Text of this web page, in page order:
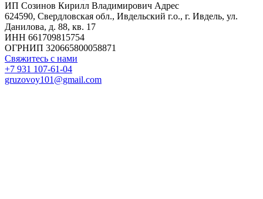
ИП Созинов Кирилл Владимирович Адрес
624590, Свердловская обл., Ивдельский г.о., г. Ивдель, ул.
Данилова, д. 88, кв. 17
ИНН 661709815754
ОГРНИП 320665800058871
Свяжитесь с нами
+7 931 107-61-04
gruzovoy101@gmail.com